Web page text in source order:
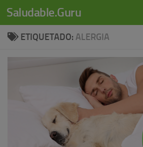
Skip to content
Saludable.Guru
ETIQUETADO: ALERGIA